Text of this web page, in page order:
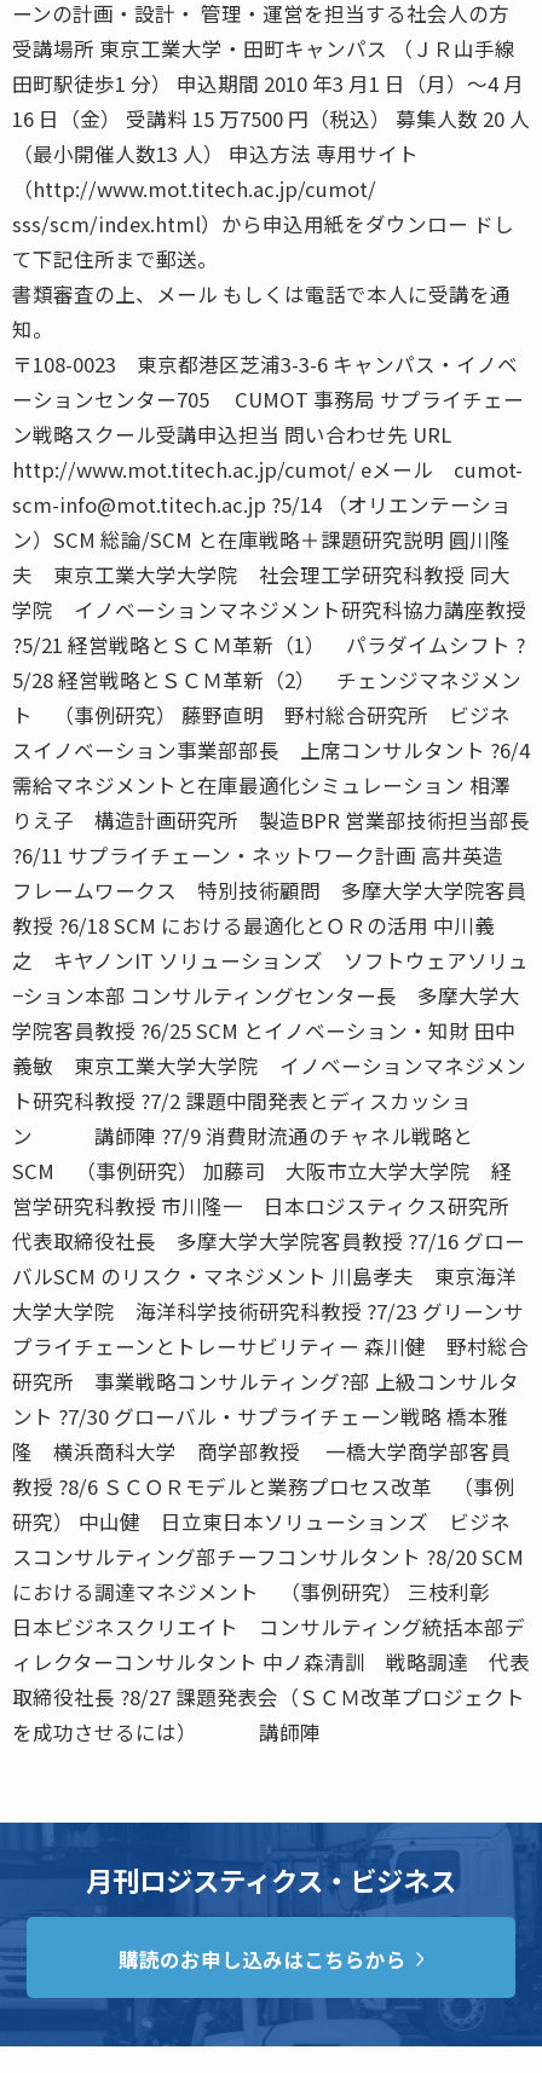
ーンの計画・設計・ 管理・運営を担当する社会人の方
受講場所 東京工業大学・田町キャンパス （ＪＲ山手線
田町駅徒歩1 分） 申込期間 2010 年3 月1 日（月）〜4 月
16 日（金） 受講料 15 万7500 円（税込） 募集人数 20 人
（最小開催人数13 人） 申込方法 専用サイト
（http://www.mot.titech.ac.jp/cumot/
sss/scm/index.html）から申込用紙をダウンロー ドし
て下記住所まで郵送。
書類審査の上、メール もしくは電話で本人に受講を通
知。
〒108-0023 東京都港区芝浦3-3-6 キャンパス・イノベ
ーションセンター705 CUMOT 事務局 サプライチェー
ン戦略スクール受講申込担当 問い合わせ先 URL
http://www.mot.titech.ac.jp/cumot/ eメール cumot-
scm-info@mot.titech.ac.jp ?5/14 （オリエンテーショ
ン）SCM 総論/SCM と在庫戦略＋課題研究説明 圓川隆
夫 東京工業大学大学院 社会理工学研究科教授 同大
学院 イノベーションマネジメント研究科協力講座教授
?5/21 経営戦略とＳＣＭ革新（1） パラダイムシフト ?
5/28 経営戦略とＳＣＭ革新（2） チェンジマネジメン
ト （事例研究） 藤野直明 野村総合研究所 ビジネ
スイノベーション事業部部長 上席コンサルタント ?6/4
需給マネジメントと在庫最適化シミュレーション 相澤
りえ子 構造計画研究所 製造BPR 営業部技術担当部長
?6/11 サプライチェーン・ネットワーク計画 高井英造
フレームワークス 特別技術顧問 多摩大学大学院客員
教授 ?6/18 SCM における最適化とＯＲの活用 中川義
之 キヤノンIT ソリューションズ ソフトウェアソリュ
−ション本部 コンサルティングセンター長 多摩大学大
学院客員教授 ?6/25 SCM とイノベーション・知財 田中
義敏 東京工業大学大学院 イノベーションマネジメン
ト研究科教授 ?7/2 課題中間発表とディスカッショ
ン 講師陣 ?7/9 消費財流通のチャネル戦略と
SCM （事例研究） 加藤司 大阪市立大学大学院 経
営学研究科教授 市川隆一 日本ロジスティクス研究所
代表取締役社長 多摩大学大学院客員教授 ?7/16 グロー
バルSCM のリスク・マネジメント 川島孝夫 東京海洋
大学大学院 海洋科学技術研究科教授 ?7/23 グリーンサ
プライチェーンとトレーサビリティー 森川健 野村総合
研究所 事業戦略コンサルティング?部 上級コンサルタ
ント ?7/30 グローバル・サプライチェーン戦略 橋本雅
隆 横浜商科大学 商学部教授 一橋大学商学部客員
教授 ?8/6 ＳＣＯＲモデルと業務プロセス改革 （事例
研究） 中山健 日立東日本ソリューションズ ビジネ
スコンサルティング部チーフコンサルタント ?8/20 SCM
における調達マネジメント （事例研究） 三枝利彰
日本ビジネスクリエイト コンサルティング統括本部デ
ィレクターコンサルタント 中ノ森清訓 戦略調達 代表
取締役社長 ?8/27 課題発表会（ＳＣＭ改革プロジェクト
を成功させるには） 講師陣
月刊ロジスティクス・ビジネス
購読のお申し込みはこちらから